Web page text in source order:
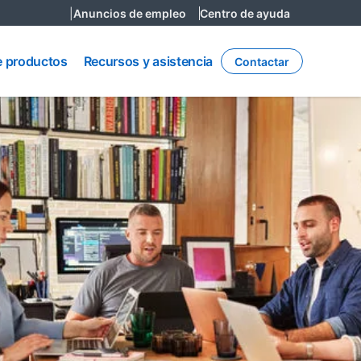
Anuncios de empleo Centro de ayuda
productos
y
Recursos y asistencia Contactar